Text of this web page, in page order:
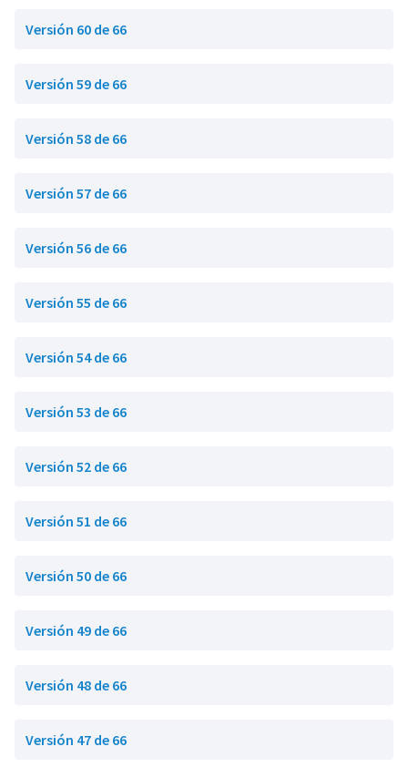
Versión 60 de 66
Versión 59 de 66
Versión 58 de 66
Versión 57 de 66
Versión 56 de 66
Versión 55 de 66
Versión 54 de 66
Versión 53 de 66
Versión 52 de 66
Versión 51 de 66
Versión 50 de 66
Versión 49 de 66
Versión 48 de 66
Versión 47 de 66